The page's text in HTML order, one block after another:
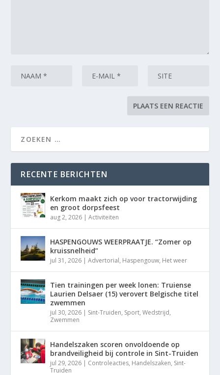
RECENTE BERICHTEN
Kerkom maakt zich op voor tractorwijding
en groot dorpsfeest
aug 2, 2026 |Activiteiten
HASPENGOUWS WEERPRAATJE. “Zomer op
kruissnelheid”
jul 31, 2026 |Advertorial, Haspengouw, Het weer
Tien trainingen per week lonen: Truiense
Laurien Delsaer (15) verovert Belgische titel
zwemmen
jul 30, 2026 | Sint-Truiden, Sport,Wedstrijd,
Zwemmen
Handelszaken scoren onvoldoende op
brandveiligheid bij controle in Sint-Truiden
jul 29, 2026 | Controleacties, Handelszaken, Sint-
Truiden